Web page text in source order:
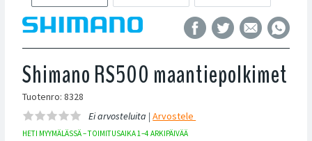
Shimano RS500 maantiepolkimet
Tuotenro: 8328
Ei arvosteluita |Arvostele
HETI MYYMÄLÄSSÄ – TOIMITUSAIKA 1–4 ARKIPÄIVÄÄ